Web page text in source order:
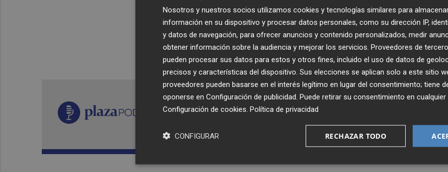
Recibe toda la actualidad de
Plaza Podcast en tu correo
Nosotros y nuestros socios utilizamos cookies y tecnologías similares para
información en su dispositivo y procesar datos personales, como su dirección IP,
y datos de navegación, para ofrecer anuncios y contenido personalizados, medir
obtener información sobre la audiencia y mejorar los servicios. Proveedores de
pueden procesar sus datos para estos y otros fines, incluido el uso de datos de
precisos y características del dispositivo. Sus elecciones se aplican solo a este sitio
proveedores pueden basarse en el interés legítimo en lugar del consentimiento; tiene
oponerse en Configuración de publicidad . Puede retirar su consentimiento en
Configuración de cookies Política de privacidad
RECHAZAR TODO
CONFIGURAR